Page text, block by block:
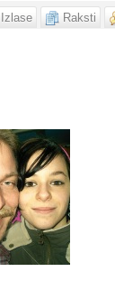
Izlase Raksti